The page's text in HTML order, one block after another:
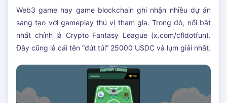
Web3 game hay game blockchain ghi nhận nhiều dự án
sáng tạo với gameplay thú vị tham gia. Trong đó, nổi bật
nhất chính là Crypto Fantasy League (x.com/cfldotfun).
Đây cũng là cái tên “đút túi” 25000 USDC và lụm giải nhất.